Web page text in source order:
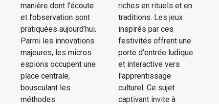
manière dont l’écoute
et l’observation sont
pratiquées aujourd’hui.
Parmi les innovations
majeures, les micros
espions occupent une
place centrale,
bousculant les
méthodes
riches en rituels et en
traditions. Les jeux
inspirés par ces
festivités offrent une
porte d'entrée ludique
et interactive vers
l'apprentissage
culturel. Ce sujet
captivant invite à